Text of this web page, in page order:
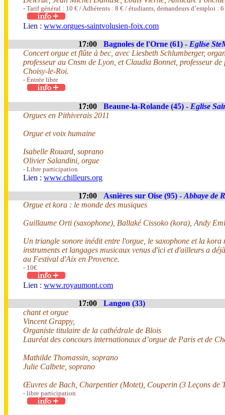
- Tarif général : 10 € / Adhérents : 8 € / étudiants, demandeurs d’emploi :
Lien : www.orgues-saintvolusien-foix.com
17:00 Bagnoles de l'Orne (61) - Eglise
Concert orgue et flûte à bec, avec Liesbeth Schlumberger,
professeur au Cnsm de Lyon, et Claudia Bonnet, professeur
Choisy-le-Roi.
- Entrée libre
17:00 Beaune-la-Rolande (45) - Eglise
Orgues en Pithiverais 2011
Orgue et voix humaine
Isabelle Rouard, soprano
Olivier Salandini, orgue
- Libre participation
Lien : www.chilleurs.org
17:00 Asnières sur Oise (95) - Abbaye de
Orgue et kora : le monde des musiques
Guillaume Orti (saxophone), Ballaké Cissoko (kora), Andy
Un triangle sonore inédit entre l'orgue, le saxophone et la kora
instruments et langages musicaux venus d'ici et d'ailleurs a
au Festival d'Aix en Provence.
- 10€
Lien : www.royaumont.com
17:00
Langon (33)
chant et orgue
Vincent Grappy,
Organiste titulaire de la cathédrale de Blois
Lauréat des concours internationaux d’orgue de Paris et de
Mathilde Thomassin, soprano
Julie Calbete, soprano
Œuvres de Bach, Charpentier (Motet), Couperin (3 Leçons de
- libre participation